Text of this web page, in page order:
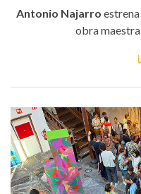
Antonio Najarro
obra